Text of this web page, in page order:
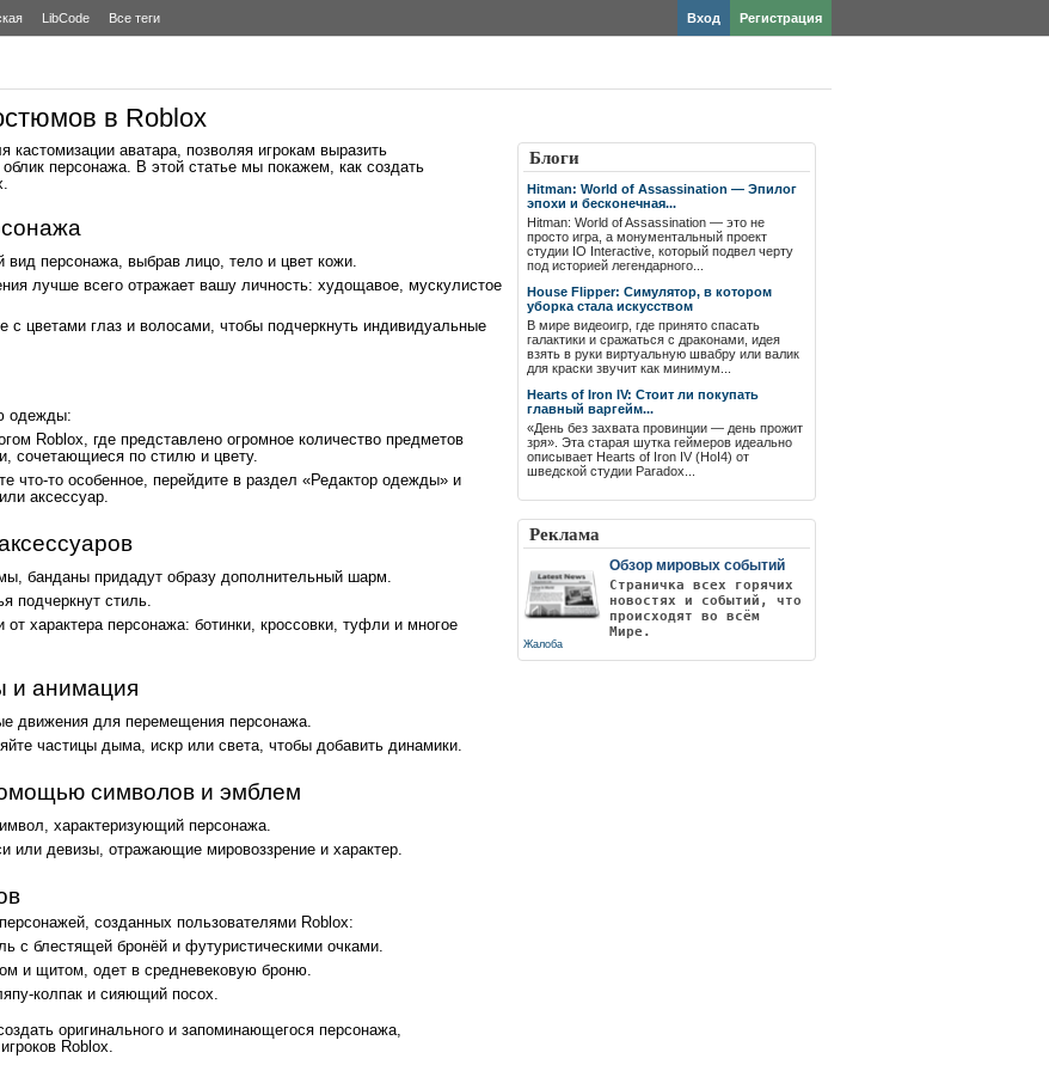
LibCode Все теги Регистрация
Вход
в Roblox
кастомизации аватара, позволяя игрокам выразить
персонажа. В этой статье мы покажем, как создать
персонажа, выбрав лицо, тело и цвет кожи.
лучше всего отражает вашу личность: худощавое, мускулистое
с цветами глаз и волосами, чтобы подчеркнуть индивидуальные
одежды:
Roblox, где представлено огромное количество предметов
сочетающиеся по стилю и цвету.
что-то особенное, перейдите в раздел «Редактор одежды» и
аксессуар.
банданы придадут образу дополнительный шарм.
подчеркнут стиль.
характера персонажа: ботинки, кроссовки, туфли и многое
и анимация
движения для перемещения персонажа.
частицы дыма, искр или света, чтобы добавить динамики.
символов и эмблем
характеризующий персонажа.
или девизы, отражающие мировоззрение и характер.
созданных пользователями Roblox:
с блестящей бронёй и футуристическими очками.
и щитом, одет в средневековую броню.
колпак и сияющий посох.
оригинального и запоминающегося персонажа,
Roblox.
Блоги
Hitman: World of Assassination — Эпилог
эпохи и бесконечная...
Hitman: World of Assassination — это не
просто игра, а монументальный проект
студии IO Interactive, который подвел черту
под историей легендарного...
House Flipper: Симулятор, в котором
уборка стала искусством
В мире видеоигр, где принято спасать
галактики и сражаться с драконами, идея
взять в руки виртуальную швабру или валик
для краски звучит как минимум...
Hearts of Iron IV: Стоит ли покупать
главный варгейм...
«День без захвата провинции — день прожит
зря». Эта старая шутка геймеров идеально
описывает Hearts of Iron IV (HoI4) от
шведской студии Paradox...
Реклама
Обзор мировых событий
Страничка всех горячих
новостях и событий, что
происходят во всём
Мире.
Жалоба